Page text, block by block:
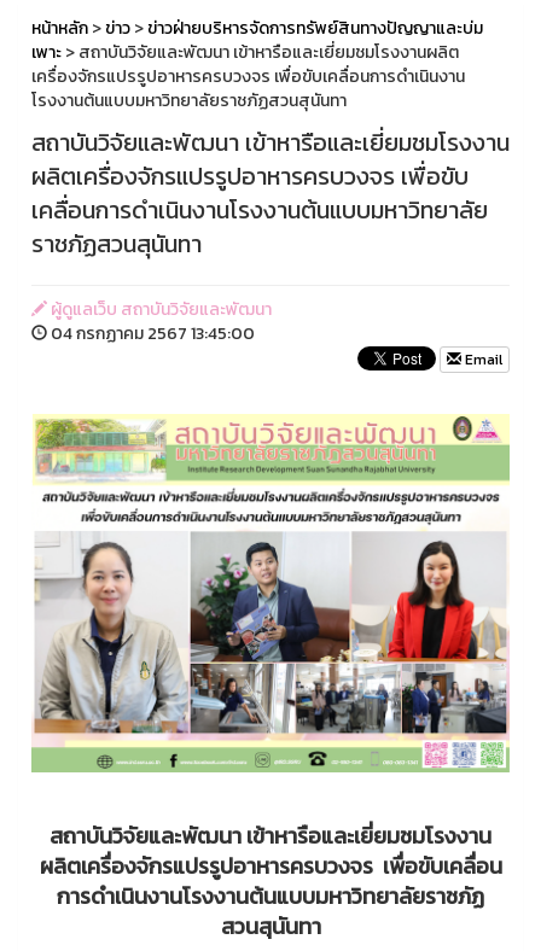
หน้าหลัก>ข่าว>ข่าวฝ่ายบริหารจัดการทรัพย์สินทางปัญญาและบ่ม
เพาะ> สถาบันวิจัยและพัฒนา เข้าหารือและเยี่ยมชมโรงงานผลิต
เครื่องจักรแปรรูปอาหารครบวงจร เพื่อขับเคลื่อนการดำเนินงาน
โรงงานต้นแบบมหาวิทยาลัยราชภัฏสวนสุนันทา
สถาบันวิจัยและพัฒนา เข้าหารือและเยี่ยมชมโรงงาน
ผลิตเครื่องจักรแปรรูปอาหารครบวงจร เพื่อขับ
เคลื่อนการดำเนินงานโรงงานต้นแบบมหาวิทยาลัย
ราชภัฏสวนสุนันทา
ผู้ดูแลเว็บ สถาบันวิจัยและพัฒนา
04 กรกฏาคม 2567 13:45:00
Email
สถาบันวิจัยและพัฒนา เข้าหารือและเยี่ยมชมโรงงาน
ผลิตเครื่องจักรแปรรูปอาหารครบวงจร เพื่อขับเคลื่อน
การดำเนินงานโรงงานต้นแบบมหาวิทยาลัยราชภัฏ
สวนสุนันทา